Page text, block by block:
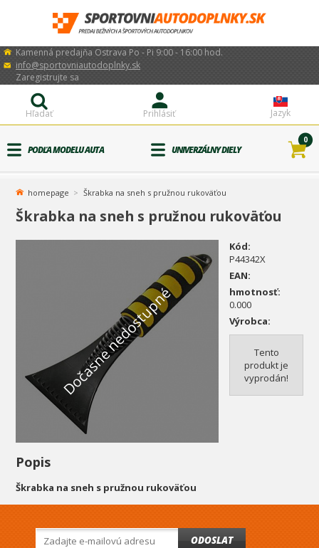
Kamenná predajňa Ostrava Po - Pi 9:00 - 16:00 hod.
info@sportovniautodoplnky.sk
Jazyk
Prihlásiť
Zaregistrujte sa
Hľadať
PODĽA MODELU AUTA UNIVERZÁLNY DIELY
0
homepage Škrabka na sneh s pružnou rukoväťou
Škrabka na sneh s pružnou rukoväťou
Dočasne nedostupné
Kód:
P44342X
EAN:
hmotnosť:
0.000
Výrobca:
Tento
produkt je
vyprodán!
Popis
Škrabka na sneh s pružnou rukoväťou
ODOSLAT